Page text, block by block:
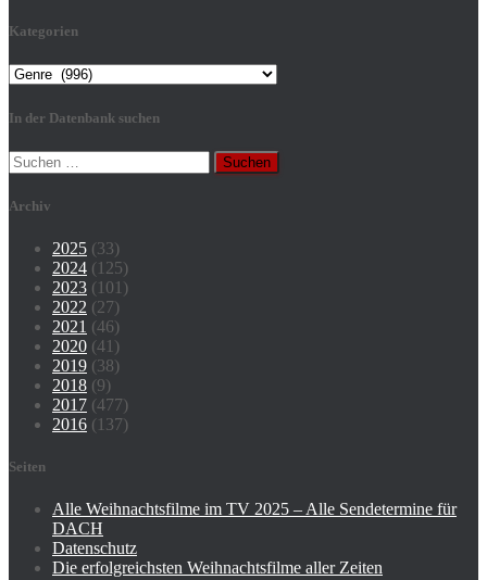
Kategorien
Kategorien
In der Datenbank suchen
Suchen
nach:
Archiv
2025 (33)
2024 (125)
2023 (101)
2022 (27)
2021 (46)
2020 (41)
2019 (38)
2018 (9)
2017 (477)
2016 (137)
Seiten
Alle Weihnachtsfilme im TV 2025 – Alle Sendetermine für
DACH
Datenschutz
Die erfolgreichsten Weihnachtsfilme aller Zeiten